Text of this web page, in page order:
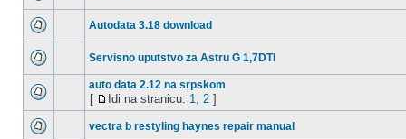
Autodata 3.18 download
Servisno uputstvo za Astru G 1,7DTI
auto data 2.12 na srpskom
[ Idi na stranicu: 1, 2 ]
vectra b restyling haynes repair manual